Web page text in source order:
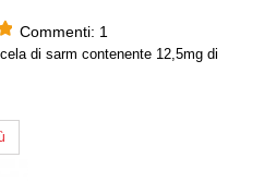
Commenti: 1
di sarm contenente 12,5mg di